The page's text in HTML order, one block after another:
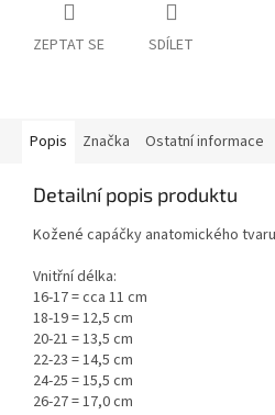
ZEPTAT SE SDÍLET
Popis Značka Ostatní informace
Detailní popis produktu
Kožené capáčky anatomického
Vnitřní délka:
16-17 = cca 11 cm
18-19 = 12,5 cm
20-21 = 13,5 cm
22-23 = 14,5 cm
24-25 = 15,5 cm
26-27 = 17,0 cm